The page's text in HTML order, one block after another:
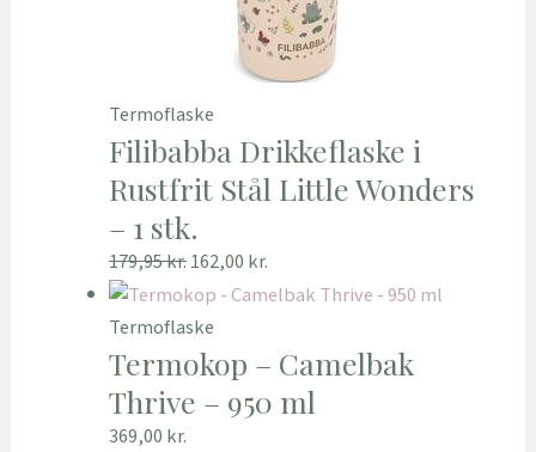
Termoflaske
Filibabba Drikkeflaske i
Rustfrit Stål Little Wonders
– 1 stk.
179,95kr.162,00 kr.
Termoflaske
Termokop – Camelbak
Thrive – 950 ml
369,00 kr.